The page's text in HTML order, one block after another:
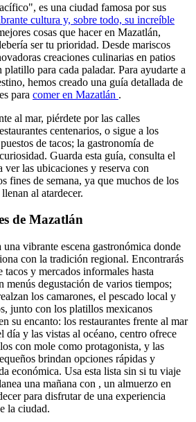
es una ciudad famosa por sus
cultura y, sobre todo, su increíble
cosas que hacer en Mazatlán,
ser tu prioridad. Desde mariscos
creaciones culinarias en patios
para cada paladar. Para ayudarte a
hemos creado una guía detallada de
para comer en Mazatlán .
al mar, piérdete por las calles
centenarios, o sigue a los
de tacos; la gastronomía de
Guarda esta guía, consulta el
ver las ubicaciones y reserva con
fines de semana, ya que muchos de los
al atardecer.
de Mazatlán
vibrante escena gastronómica donde
con la tradición regional. Encontrarás
tacos y mercados informales hasta
menús degustación de varios tiempos;
los camarones, el pescado local y
junto con los platillos mexicanos
su encanto: los restaurantes frente al mar
día y las vistas al océano, centro ofrece
con mole como protagonista, y las
brindan opciones rápidas y
económica. Usa esta lista sin si tu viaje
una mañana con , un almuerzo en
para disfrutar de una experiencia
la ciudad.